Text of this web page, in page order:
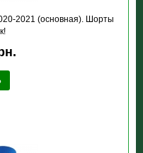
2021 (основная). Шорты